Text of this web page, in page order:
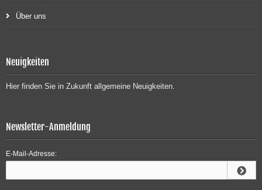
Über uns
Neuigkeiten
Hier finden Sie in Zukunft allgemeine Neuigkeiten.
Newsletter-Anmeldung
E-Mail-Adresse: